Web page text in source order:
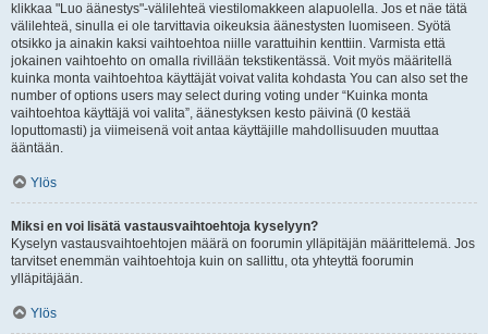
klikkaa "Luo äänestys"-välilehteä viestilomakkeen alapuolella. Jos et näe tätä
välilehteä, sinulla ei ole tarvittavia oikeuksia äänestysten luomiseen. Syötä
otsikko ja ainakin kaksi vaihtoehtoa niille varattuihin kenttiin. Varmista että
jokainen vaihtoehto on omalla rivillään tekstikentässä. Voit myös määritellä
kuinka monta vaihtoehtoa käyttäjät voivat valita kohdasta You can also set the
number of options users may select during voting under “Kuinka monta
vaihtoehtoa käyttäjä voi valita”, äänestyksen kesto päivinä (0 kestää
loputtomasti) ja viimeisenä voit antaa käyttäjille mahdollisuuden muuttaa
ääntään.
Ylös
Miksi en voi lisätä vastausvaihtoehtoja kyselyyn?
Kyselyn vastausvaihtoehtojen määrä on foorumin ylläpitäjän määrittelemä. Jos
tarvitset enemmän vaihtoehtoja kuin on sallittu, ota yhteyttä foorumin
ylläpitäjään.
Ylös